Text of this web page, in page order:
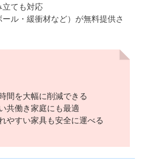
立ても対応
ル・緩衝材など）が無料提供さ
間を大幅に削減できる
共働き家庭にも最適
やすい家具も安全に運べる